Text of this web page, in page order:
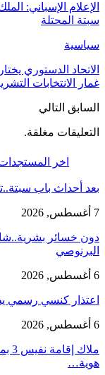
الإعلام الإسباني:
سبتة المحتلة
سياسية
الاتحاد الدستوري
غمار الانتخابات
السابق التالي
التعليقات مغلقة.
اخر
بعد أحداث باب
7 أغسطس, 2026
دون خسائر
البرنوصي
6 أغسطس, 2026
اعتذار كنسي رسمي
6 أغسطس, 2026
هوية…